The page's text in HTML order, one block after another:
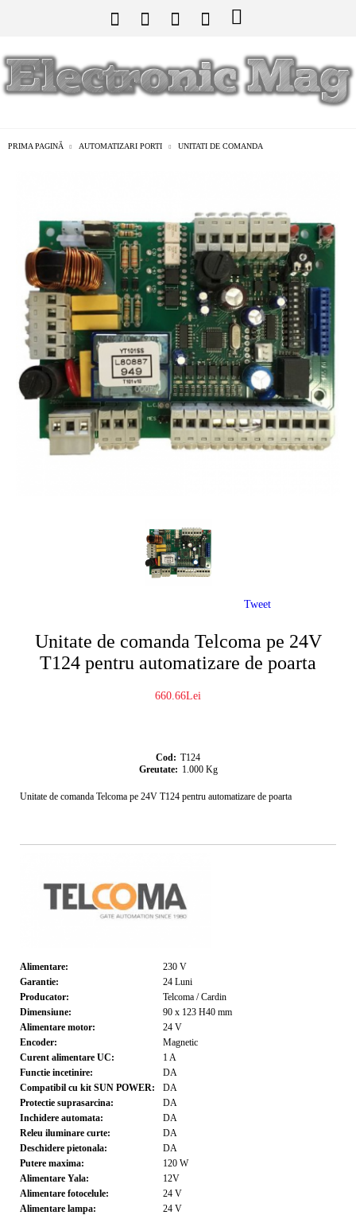
PRIMA PAGINĂ AUTOMATIZARI PORTI UNITATI DE COMANDA
Unitate de comanda Telcoma pe 24V
T124 pentru automatizare de poarta
660.66Lei
Cod: T124
Greutate: 1.000 Kg
Unitate de comanda Telcoma pe 24V T124 pentru automatizare de poarta
Alimentare: 230 V
Garantie:
24 Luni
Producator:
Telcoma / Cardin
Dimensiune:
90 x 123 H40 mm
Alimentare motor:
24 V
Encoder:
Magnetic
Curent alimentare UC:
1A
Functie incetinire:
DA
Compatibil cu kit SUN POWER:
DA
Protectie suprasarcina:
DA
Inchidere automata:
DA
Releu iluminare curte:
DA
Deschidere pietonala:
DA
Putere maxima:
120 W
Alimentare Yala:
12V
Alimentare fotocelule:
24 V
Alimentare lampa:
24 V
Tweet